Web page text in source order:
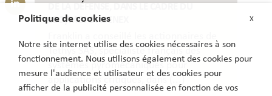
LBO/MBI D’ABENEX
systèmes pyromécaniques pour
X
Politique de cookies
Notre site internet utilise des cookies nécessaires à son
fonctionnement. Nous utilisons également des cookies pour
mesure l'audience et utilisateur et des cookies pour
afficher de la publicité personnalisée en fonction de vos